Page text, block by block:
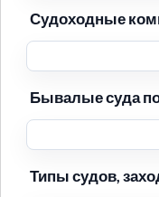
Судоходные
Бывалые суда
Типы судов,